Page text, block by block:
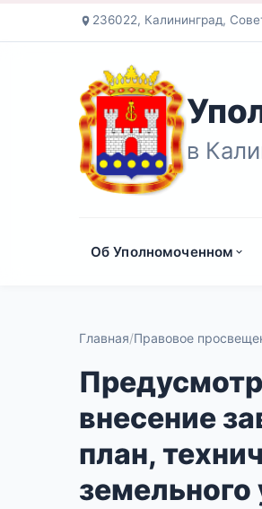
236022, Калининград,
в
Об Уполномоченном
Главная Правовое
внесение
план,
земельного